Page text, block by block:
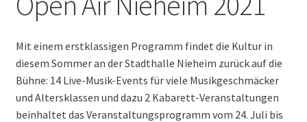
Mit einem erstklassigen Programm findet die Kultur in
diesem Sommer an der Stadthalle Nieheim zurück auf die
Bühne: 14 Live-Musik-Events für viele Musikgeschmäcker
und Altersklassen und dazu 2 Kabarett-Veranstaltungen
beinhaltet das Veranstaltungsprogramm vom 24. Juli bis